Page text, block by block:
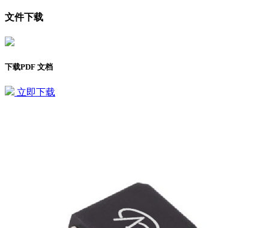
文件下载
下载PDF 文档
立即下载